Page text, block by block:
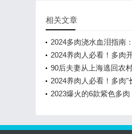
相关文章
2024多肉浇水血泪指南
2024养肉人必看！多肉
死里逃生！
90后夫妻从上海逃回农
植物的"逆袭致富经"
2024养肉人必看！多肉
秒变养护大神
2023爆火的6款紫色多